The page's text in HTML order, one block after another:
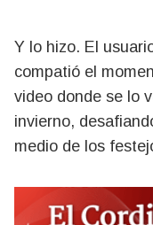
Y lo hizo. El
compatió el
video donde se lo
invierno,
medio de los